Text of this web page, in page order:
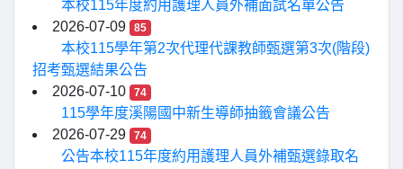
本校115年度約用護理人員外補面試名單公告
2026-07-09
85
本校115學年第2次代理代課教師甄選第3次(階段)
招考甄選結果公告
2026-07-10
74
115學年度溪陽國中新生導師抽籤會議公告
2026-07-29
74
公告本校115年度約用護理人員外補甄選錄取名